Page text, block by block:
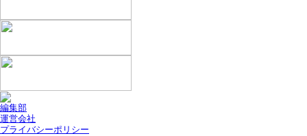
編集部
運営会社
プライバシーポリシー